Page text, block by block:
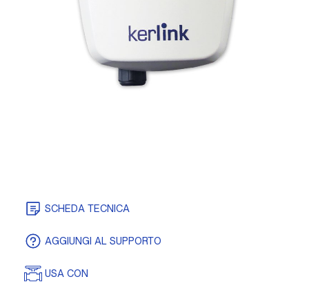
SCHEDA TECNICA
AGGIUNGI AL SUPPORTO
USA CON